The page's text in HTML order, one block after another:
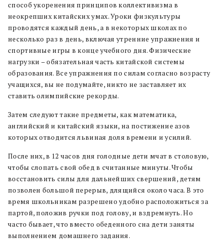
способ укоренения принципов коллективизма в
неокрепших китайских умах. Уроки физкультуры
проводятся каждый день, а в некоторых школах по
несколько раз в день, включая утренние упражнения и
спортивные игры в конце учебного дня. Физические
нагрузки – обязательная часть китайской системы
образования. Все упражнения по силам согласно возрасту
учащихся, вы не подумайте, никто не заставляет их
ставить олимпийские рекорды.
Затем следуют такие предметы, как математика,
английский и китайский языки, на постижение азов
которых отводится львиная доля времени и усилий.
После них, в 12 часов дня голодные дети мчат в столовую,
чтобы слопать свой обед в считанные минуты. Чтобы
восстановить силы для дальнейших свершений, детям
позволен большой перерыв, длящийся около часа. В это
время школьникам разрешено удобно расположиться за
партой, положив ручки под голову, и вздремнуть. Но
часто бывает, что вместо обеденного сна дети заняты
выполнением домашнего задания.